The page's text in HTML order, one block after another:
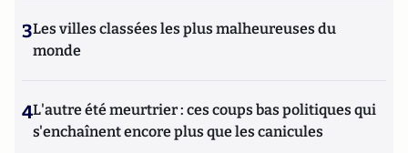
3Les villes classées les plus malheureuses du
monde
4L'autre été meurtrier : ces coups bas politiques qui
s'enchaînent encore plus que les canicules